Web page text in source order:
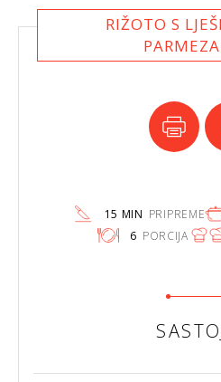
RIŽOTO S
15 MIN PRIPREME
6 PORCIJA